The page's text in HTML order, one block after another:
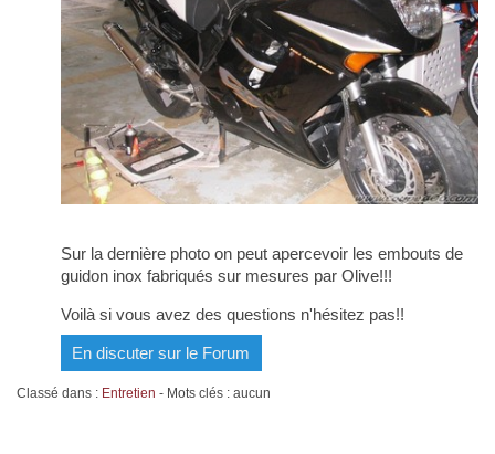
Sur la dernière photo on peut apercevoir les embouts de
guidon inox fabriqués sur mesures par Olive!!!
Voilà si vous avez des questions n'hésitez pas!!
En discuter sur le Forum
Classé dans : Entretien - Mots clés : aucun